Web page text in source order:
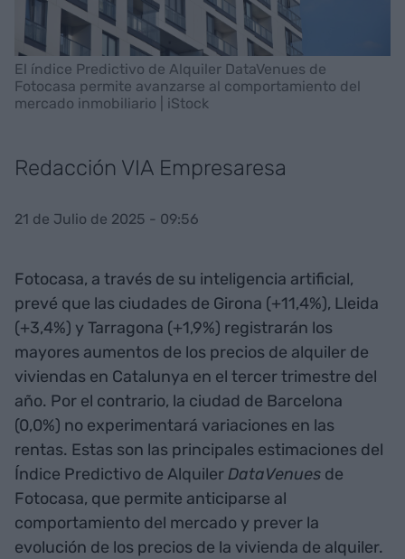
El índice Predictivo de Alquiler DataVenues de
Fotocasa permite avanzarse al comportamiento del
mercado inmobiliario | iStock
Redacción VIA Empresaresa
21 de Julio de 2025 - 09:56
Fotocasa, a través de su inteligencia artificial,
prevé que las ciudades de Girona (+11,4%), Lleida
(+3,4%) y Tarragona (+1,9%) registrarán los
mayores aumentos de los precios de alquiler de
viviendas en Catalunya en el tercer trimestre del
año. Por el contrario, la ciudad de Barcelona
(0,0%) no experimentará variaciones en las
rentas. Estas son las principales estimaciones del
Índice Predictivo de AlquilerDataVenues de
Fotocasa, que permite anticiparse al
comportamiento del mercado y prever la
evolución de los precios de la vivienda de alquiler.